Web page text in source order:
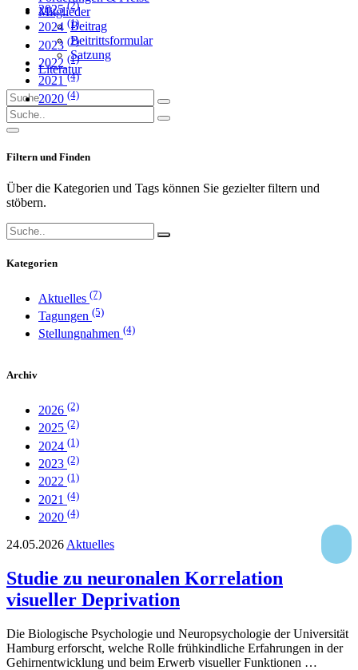
Mitglieder
Beitrag
Beitrittsformular
Satzung
Literatur
2025(2)
2024 (1)
2023 (2)
2022 (1)
2021 (4)
2020 (4)
Filtern und Finden
Über die Kategorien und Tags können Sie gezielter filtern und
stöbern.
Kategorien
Aktuelles (7)
Tagungen (5)
Stellungnahmen (4)
Archiv
2026 (2)
2025 (2)
2024 (1)
2023 (2)
2022 (1)
2021 (4)
2020 (4)
24.05.2026 Aktuelles
Studie zu neuronalen Korrelation
visueller Deprivation
Die Biologische Psychologie und Neuropsychologie der Universität
Hamburg erforscht, welche Rolle frühkindliche Erfahrungen in der
Gehirnentwicklung und beim Erwerb visueller Funktionen …